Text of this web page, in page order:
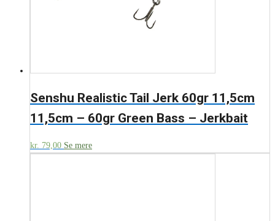
Senshu Realistic Tail Jerk 60gr 11,5cm
11,5cm – 60gr Green Bass – Jerkbait
kr. 79,00 Se mere